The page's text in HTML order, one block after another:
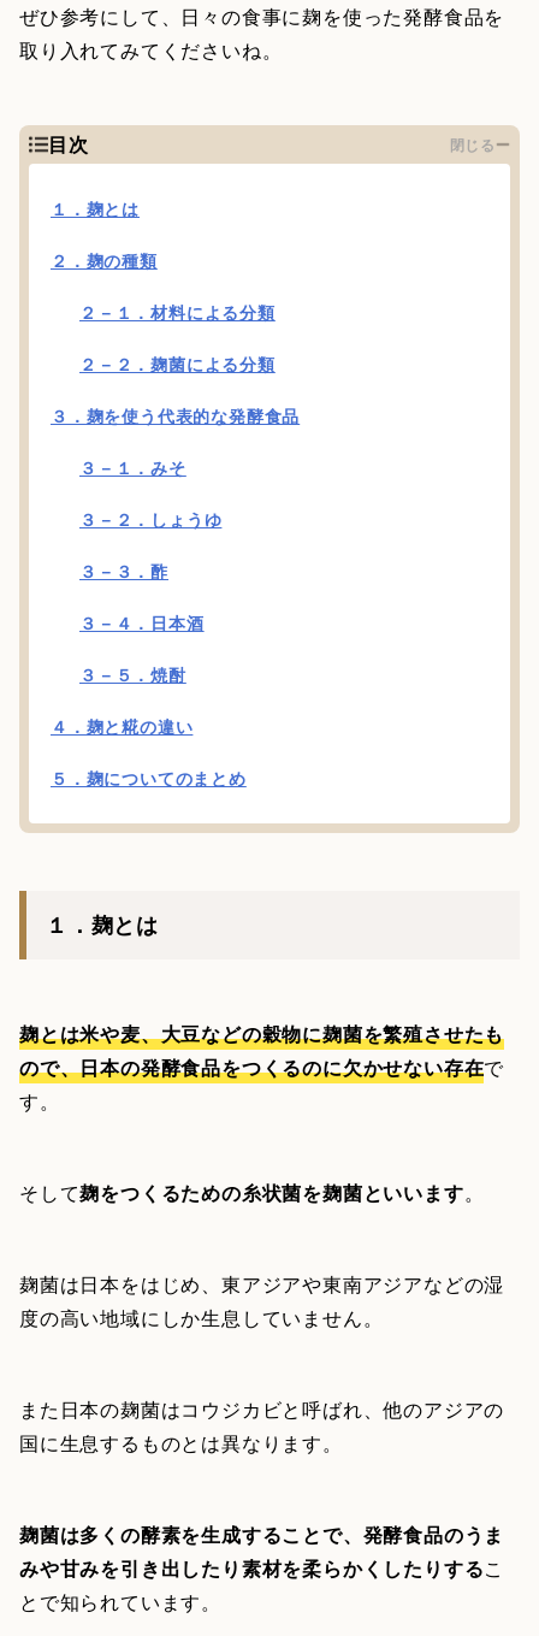
ぜひ参考にして、日々の食事に麹を使った発酵食品を
取り入れてみてくださいね。
目次 閉じる
１．麹とは
２．麹の種類
２－１．材料による分類
２－２．麹菌による分類
３．麹を使う代表的な発酵食品
３－１．みそ
３－２．しょうゆ
３－３．酢
３－４．日本酒
３－５．焼酎
４．麹と糀の違い
５．麹についてのまとめ
１．麹とは
麹とは米や麦、大豆などの穀物に麹菌を繁殖させたも
ので、日本の発酵食品をつくるのに欠かせない存在で
す。
そして麹をつくるための糸状菌を麹菌といいます。
麹菌は日本をはじめ、東アジアや東南アジアなどの湿
度の高い地域にしか生息していません。
また日本の麹菌はコウジカビと呼ばれ、他のアジアの
国に生息するものとは異なります。
麹菌は多くの酵素を生成することで、発酵食品のうま
みや甘みを引き出したり素材を柔らかくしたりするこ
とで知られています。